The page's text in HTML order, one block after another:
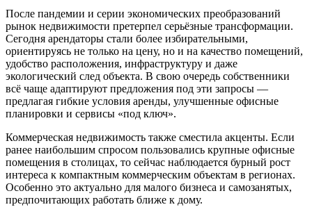
После пандемии и серии экономических преобразований
рынок недвижимости претерпел серьёзные трансформации.
Сегодня арендаторы стали более избирательными,
ориентируясь не только на цену, но и на качество помещений,
удобство расположения, инфраструктуру и даже
экологический след объекта. В свою очередь собственники
всё чаще адаптируют предложения под эти запросы —
предлагая гибкие условия аренды, улучшенные офисные
планировки и сервисы «под ключ».
Коммерческая недвижимость также сместила акценты. Если
ранее наибольшим спросом пользовались крупные офисные
помещения в столицах, то сейчас наблюдается бурный рост
интереса к компактным коммерческим объектам в регионах.
Особенно это актуально для малого бизнеса и самозанятых,
предпочитающих работать ближе к дому.